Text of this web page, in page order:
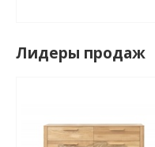
Лидеры продаж